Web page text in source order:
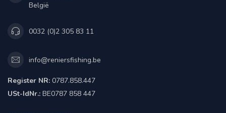
België
0032 (0)2 305 83 11
info@reniersfishing.be
Register NR: 0787.858.447
USt-IdNr.: BE0787 858 447